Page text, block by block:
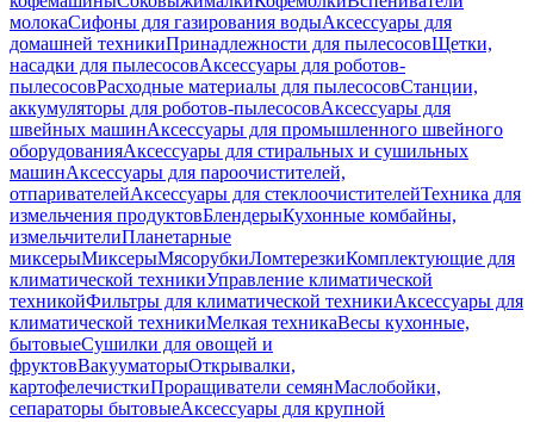
молокаСифоны для газирования водыАксессуары для
домашней техникиПринадлежности для пылесосовЩетки,
насадки для пылесосовАксессуары для роботов-
пылесосовРасходные материалы для пылесосовСтанции,
аккумуляторы для роботов-пылесосовАксессуары для
швейных машинАксессуары для промышленного швейного
оборудованияАксессуары для стиральных и сушильных
машинАксессуары для пароочистителей,
отпаривателейАксессуары для стеклоочистителейТехника для
измельчения продуктовБлендерыКухонные комбайны,
измельчителиПланетарные
миксерыМиксерыМясорубкиЛомтерезкиКомплектующие для
климатической техникиУправление климатической
техникойФильтры для климатической техникиАксессуары для
климатической техникиМелкая техникаВесы кухонные,
бытовыеСушилки для овощей и
фруктовВакууматорыОткрывалки,
картофелечисткиПроращиватели семянМаслобойки,
сепараторы бытовыеАксессуары для крупной